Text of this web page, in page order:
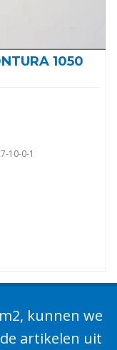
1050
10-0-1
kunnen we
artikelen uit